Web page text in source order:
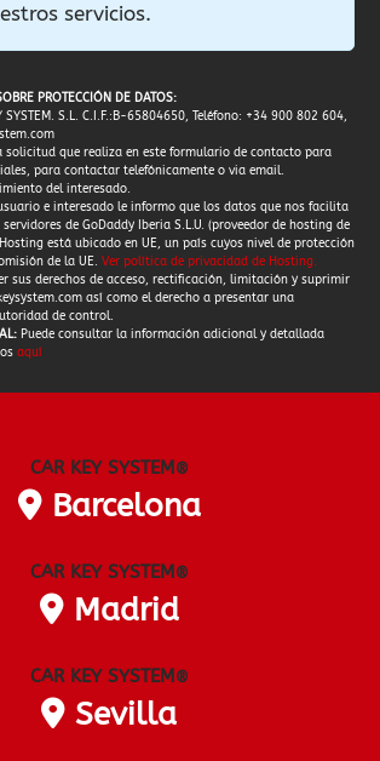
servicios.
PROTECCIÓN DE DATOS:
SYSTEM. S.L. C.I.F.:B-65804650, Teléfono: +34 900 802 604,
solicitud que realiza en este formulario de contacto para
para contactar telefónicamente o via email.
del interesado.
e interesado le informo que los datos que nos facilita
de GoDaddy Iberia S.L.U. (proveedor de hosting de
Hosting está ubicado en UE, un país cuyos nivel de protección
de la UE. Ver política de privacidad de Hosting.
sus derechos de acceso, rectificación, limitación y suprimir
así como el derecho a presentar una
de control.
Puede consultar la información adicional y detallada
aquí
CAR KEY SYSTEM®
Barcelona
CAR KEY SYSTEM®
Madrid
CAR KEY SYSTEM®
Sevilla